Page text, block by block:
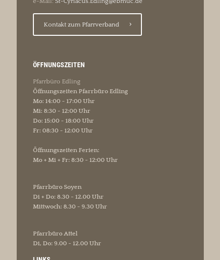
Kontakt zum Pfarrverband
ÖFFNUNGSZEITEN
Pfarrbüro Edling
Öffnungszeiten Pfarrbüro Edling
Mo: 14:00 - 17:00 Uhr
Mi: 8:30 - 12:00 Uhr
Do: 15:00 - 18:00 Uhr
Fr: 08:30 - 12:00 Uhr
Öffnungszeiten Ferien:
Mo + Mi + Fr: 8:30 - 12:00 Uhr
Pfarrbüro Soyen
Di + Do: 8.30 - 12.00 Uhr
Mittwoch: 8.30 - 9.30 Uhr
Pfarrbüro Attel
Di, Do: 9.00 - 12.00 Uhr